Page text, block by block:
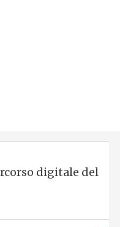
digitale del